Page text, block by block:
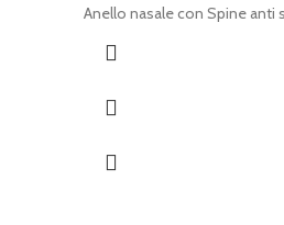
Anello nasale con Spine